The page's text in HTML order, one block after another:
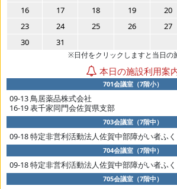
16
17 18 19 20
23
24 25 26 27
30
31
※日付をクリックしますと当日の
本日の施設利用案
701会議室（7階小）
09-13 鳥居薬品株式会社
16-19 表千家同門会佐賀県支部
703会議室（7階中）
09-18 特定非営利活動法人佐賀中部障がい者ふ
704会議室（7階中）
09-18 特定非営利活動法人佐賀中部障がい者ふ
705会議室（7階中）